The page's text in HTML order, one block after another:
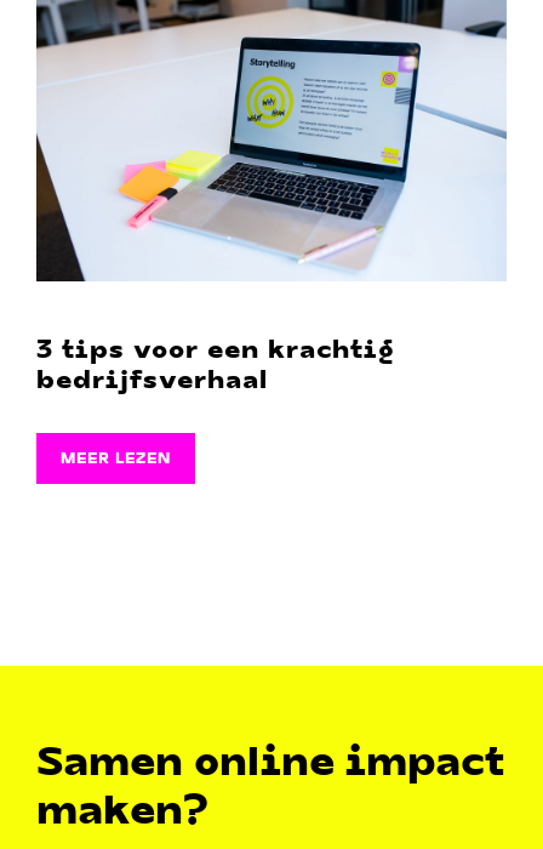
3 tips voor een krachtig
bedrijfsverhaal
MEER LEZEN
Samen online impact
maken?